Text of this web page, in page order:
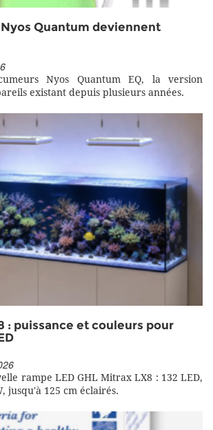
Quantum deviennent
Nyos Quantum EQ, la version
existant depuis plusieurs années.
: puissance et couleurs pour
rampe LED GHL Mitrax LX8 : 132 LED,
jusqu'à 125 cm éclairés.